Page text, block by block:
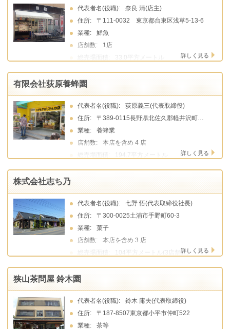
代表者名(役職):
奈良 清(店主)
住所:
〒111-0032 東京都台東区浅草5-13-6
業種:
鮮魚
店舗数:
1店
総売場面積:
33.0平方メートル 詳しく見る
有限会社荻原養蜂園
代表者名(役職):
荻原義三(代表取締役)
住所:
〒389-0115長野県北佐久郡軽井沢町大字追分405-2
業種:
養蜂業
店舗数:
本店を含め 4 店
総売場面積:
194.7平方メートル 詳しく見る
株式会社志ち乃
代表者名(役職):
七野 悟(代表取締役社長)
住所:
〒300-0025土浦市手野町60-3
業種:
菓子
店舗数:
本店を含め 3 店
総売場面積:
104平方メートル(3店舗計)詳しく見る
狭山茶問屋 鈴木園
代表者名(役職):
鈴木 庸夫(代表取締役)
住所:
〒187-8507東京都小平市仲町522
業種:
茶等